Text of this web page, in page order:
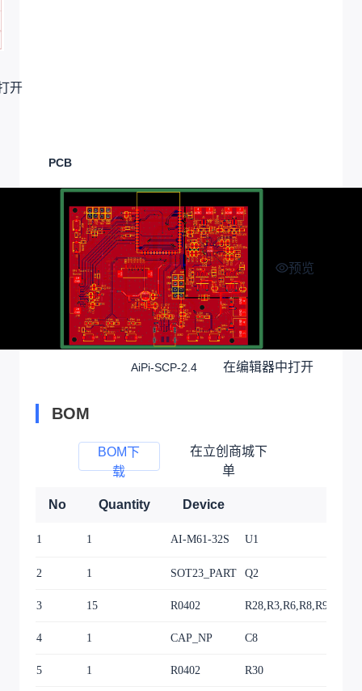
开
PCB
预览
AiPi-SCP-2.4 在编辑器中打开
BOM
BOM下
载
在立创商城下
单
No Quantity Device
1 1 AI-M61-32S U1
2 1 SOT23_PART Q2
3 15 R0402
4 1 CAP_NP C8
5 1 R0402 R30